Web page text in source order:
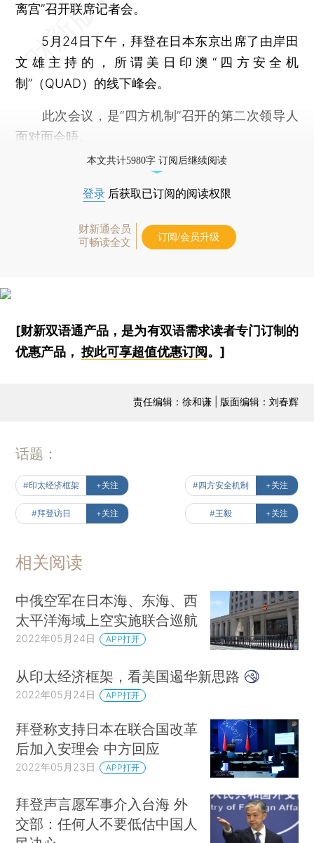
离宫”召开联席记者会。
5月24日下午，拜登在日本东京出席了由岸田
文雄主持的，所谓美日印澳“四方安全机
制”（QUAD）的线下峰会。
此次会议，是“四方机制”召开的第二次领导人
面对面会晤。
本文共计5980字 订阅后继续阅读
登录 后获取已订阅的阅读权限
财新通会员
可畅读全文
订阅/会员升级
[财新双语通产品，是为有双语需求读者专门订制的
优惠产品，按此可享超值优惠订阅。]
责任编辑：徐和谦 | 版面编辑：刘春辉
话题：
#印太经济框架 +关注 #四方安全机制 +关注
#拜登访日 +关注 #王毅 +关注
相关阅读
中俄空军在日本海、东海、西
太平洋海域上空实施联合巡航
2022年05月24日 APP打开
从印太经济框架，看美国遏华新思路
2022年05月24日 APP打开
拜登称支持日本在联合国改革
后加入安理会 中方回应
2022年05月23日 APP打开
拜登声言愿军事介入台海 外
交部：任何人不要低估中国人